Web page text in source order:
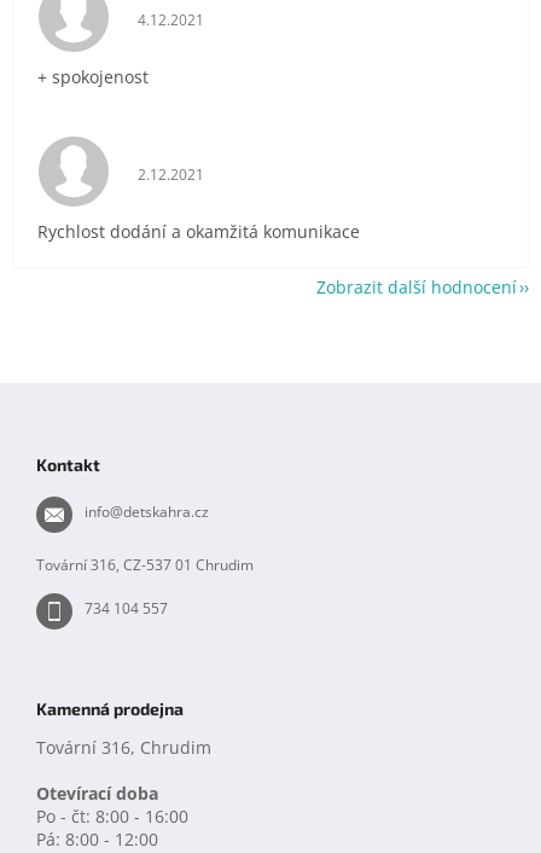
Hodnocení obchodu je 5 z 5 hvězdiček.
4.12.2021
+ spokojenost
Hodnocení obchodu je 5 z 5 hvězdiček.
2.12.2021
Rychlost dodání a okamžitá komunikace
Zobrazit další hodnocení
Kontakt
info@detskahra.cz
Tovární 316, CZ-537 01 Chrudim
734 104 557
Kamenná prodejna
Tovární 316, Chrudim
Otevírací doba
Po - čt: 8:00 - 16:00
Pá: 8:00 - 12:00